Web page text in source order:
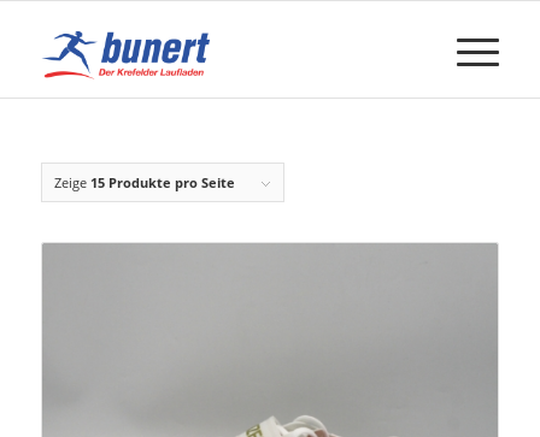
Zeige 15 Produkte pro Seite